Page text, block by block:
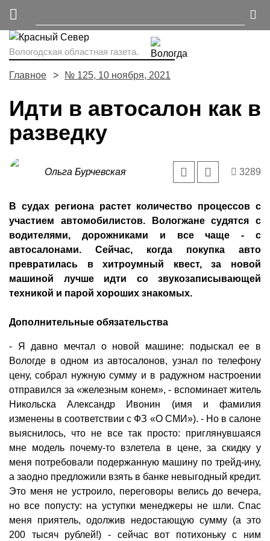
Вологодская областная газета.
Главное № 125, 10 ноября, 2021
Идти в автосалон как в
разведку
Ольга Бурчевская 3289
В судах региона растет количество процессов с
участием автомобилистов. Вологжане судятся с
водителями, дорожниками и все чаще - с
автосалонами. Сейчас, когда покупка авто
превратилась в хитроумный квест, за новой
машиной лучше идти со звукозаписывающей
техникой и парой хороших знакомых.
Дополнительные обязательства
- Я давно мечтал о новой машине: подыскал ее в
Вологде в одном из автосалонов, узнал по телефону
цену, собрал нужную сумму и в радужном настроении
отправился за «железным конем», - вспоминает житель
Никольска Александр Ивонин (имя и фамилия
изменены в соответствии с ФЗ «О СМИ»). - Но в салоне
выяснилось, что не все так просто: приглянувшаяся
мне модель почему-то взлетела в цене, за скидку у
меня потребовали подержанную машину по трейд-ину,
а заодно предложили взять в банке невыгодный кредит.
Это меня не устроило, переговоры велись до вечера,
но все попусту: на уступки менеджеры не шли. Спас
меня приятель, одолжив недостающую сумму (а это
200 тысяч рублей!) - сейчас вот потихоньку с ним